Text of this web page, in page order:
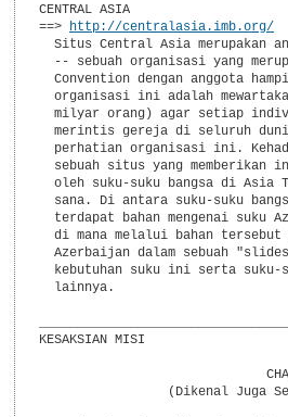
CENTRAL ASIA
==>
http://centralasia.imb.org/
Situs Central Asia merupakan
-- sebuah organisasi yang
Convention dengan anggota
organisasi ini adalah
milyar orang) agar setiap
merintis gereja di seluruh
perhatian organisasi ini.
sebuah situs yang memberikan
oleh suku-suku bangsa di Asia
sana. Di antara suku-suku
terdapat bahan mengenai suku
di mana melalui bahan
Azerbaijan dalam sebuah
kebutuhan suku ini serta
  lainnya.
KESAKSIAN MISI
(Dikenal Juga